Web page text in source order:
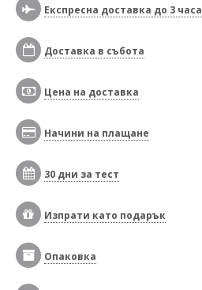
Експресна доставка до 3 часа
Доставка в събота
Цена на доставка
Начини на плащане
30 дни за тест
Изпрати като подарък
Опаковка